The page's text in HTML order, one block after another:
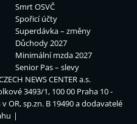
Smrt OSVČ
Spořicí účty
Superdávka – změny
Důchody 2027
Minimální mzda 2027
Senior Pas – slevy
NEWS CENTER a.s.
3493/1, 100 00 Praha 10 -
OR, sp.zn. B 19490 a dodavatelé